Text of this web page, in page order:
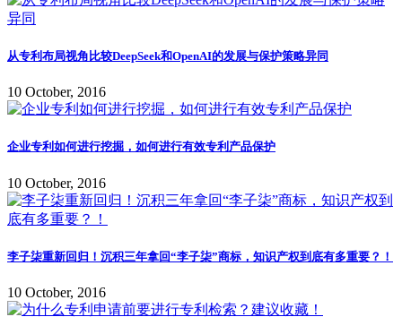
从专利布局视角比较DeepSeek和OpenAI的发展与保护策略异同
10 October, 2016
企业专利如何进行挖掘，如何进行有效专利产品保护
10 October, 2016
李子柒重新回归！沉积三年拿回“李子柒”商标，知识产权到底有多重要？！
10 October, 2016